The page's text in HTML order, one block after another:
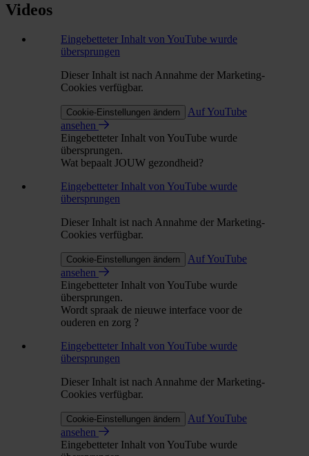
Videos
Eingebetteter Inhalt von YouTube wurde
übersprungen
Dieser Inhalt ist nach Annahme der Marketing-
Cookies verfügbar.
Cookie-Einstellungen ändern
Auf YouTube
ansehen
Eingebetteter Inhalt von YouTube wurde
übersprungen.
Wat bepaalt JOUW gezondheid?
Eingebetteter Inhalt von YouTube wurde
übersprungen
Dieser Inhalt ist nach Annahme der Marketing-
Cookies verfügbar.
Cookie-Einstellungen ändern
Auf YouTube
ansehen
Eingebetteter Inhalt von YouTube wurde
übersprungen.
Wordt spraak de nieuwe interface voor de
ouderen en zorg ?
Eingebetteter Inhalt von YouTube wurde
übersprungen
Dieser Inhalt ist nach Annahme der Marketing-
Cookies verfügbar.
Cookie-Einstellungen ändern
Auf YouTube
ansehen
Eingebetteter Inhalt von YouTube wurde